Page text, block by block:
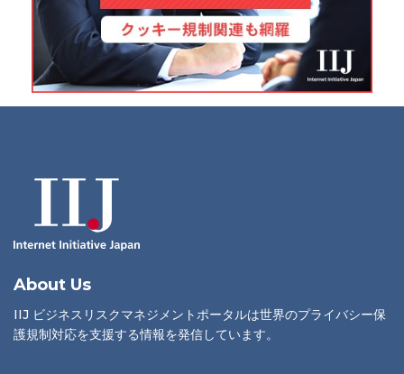
About Us
IIJ ビジネスリスクマネジメントポータルは世界のプライバシー保
護規制対応を支援する情報を発信しています。